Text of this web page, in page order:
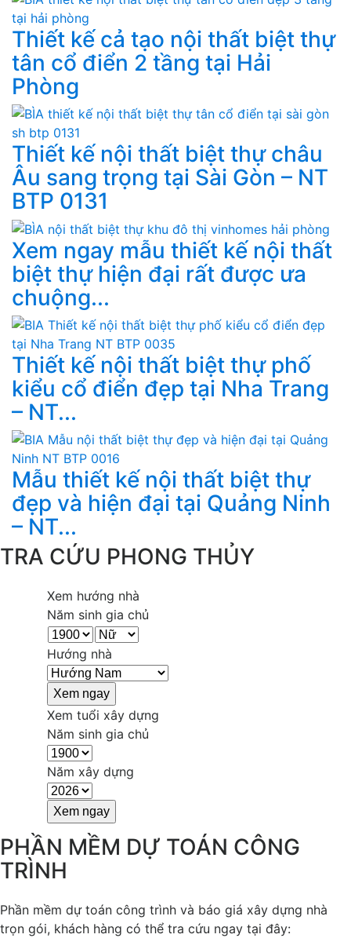
Thiết kế cả tạo nội thất biệt thự
tân cổ điển 2 tầng tại Hải
Phòng
Thiết kế nội thất biệt thự châu
Âu sang trọng tại Sài Gòn – NT
BTP 0131
Xem ngay mẫu thiết kế nội thất
biệt thự hiện đại rất được ưa
chuộng...
Thiết kế nội thất biệt thự phố
kiểu cổ điển đẹp tại Nha Trang
– NT...
Mẫu thiết kế nội thất biệt thự
đẹp và hiện đại tại Quảng Ninh
– NT...
TRA CỨU PHONG THỦY
Xem hướng nhà
Năm sinh gia chủ
Hướng nhà
Xem tuổi xây dựng
Năm sinh gia chủ
Năm xây dựng
PHẦN MỀM DỰ TOÁN CÔNG
TRÌNH
Phần mềm dự toán công trình và báo giá xây dựng nhà
trọn gói, khách hàng có thể tra cứu ngay tại đây: